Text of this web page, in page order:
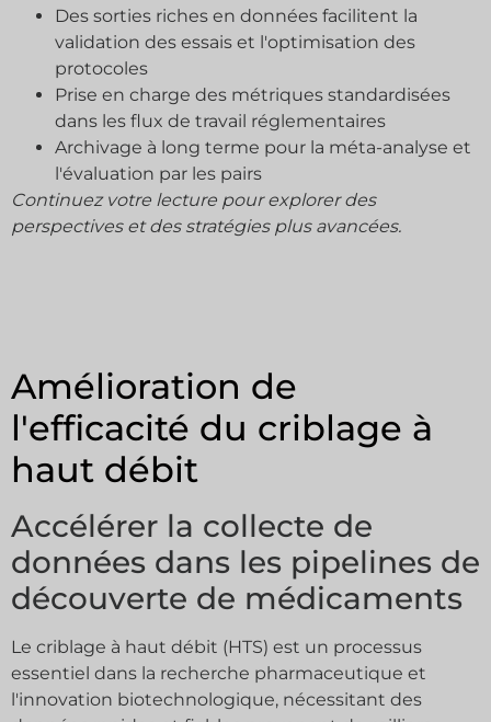
Des sorties riches en données facilitent la
validation des essais et l'optimisation des
protocoles
Prise en charge des métriques standardisées
dans les flux de travail réglementaires
Archivage à long terme pour la méta-analyse et
l'évaluation par les pairs
Continuez votre lecture pour explorer des
perspectives et des stratégies plus avancées.
Amélioration de
l'efficacité du criblage à
haut débit
Accélérer la collecte de
données dans les pipelines de
découverte de médicaments
Le criblage à haut débit (HTS) est un processus
essentiel dans la recherche pharmaceutique et
l'innovation biotechnologique, nécessitant des